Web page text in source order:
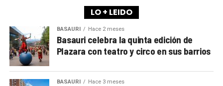
LO + LEIDO
BASAURI Hace 2 meses
Basauri celebra la quinta edición de
Plazara con teatro y circo en sus barrios
BASAURI Hace 3 meses